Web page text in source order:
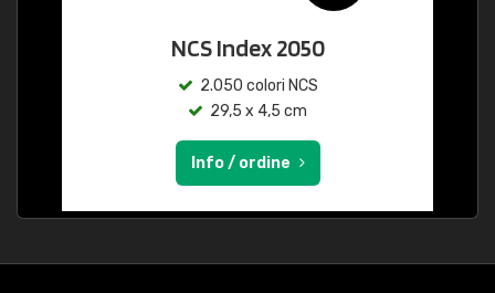
NCS Index 2050
2.050 colori NCS
29,5 x 4,5 cm
Info / ordine